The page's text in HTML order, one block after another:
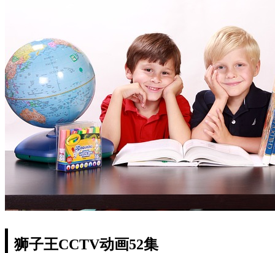
狮子王CCTV动画52集